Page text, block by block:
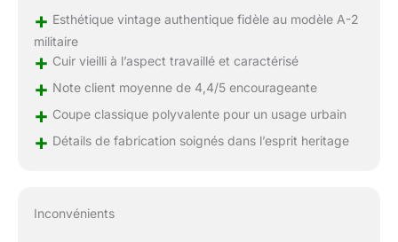
+ Esthétique vintage authentique fidèle au modèle A-2
militaire
+ Cuir vieilli à l’aspect travaillé et caractérisé
+ Note client moyenne de 4,4/5 encourageante
+ Coupe classique polyvalente pour un usage urbain
+ Détails de fabrication soignés dans l’esprit heritage
Inconvénients